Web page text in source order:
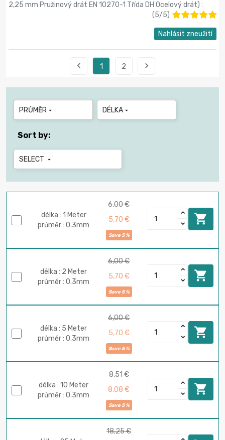
2,25 mm Pružinový drát EN 10270-1 Třída DH Ocelový drát) :
(5/5)
Nahlásit zneužití
 1 2 
PRŮMĚR  DÉLKA 
Sort by:
SELECT 
délka : 1 Meter
průměr : 0.3mm
6,00 €
5,70 €
Save 5 %

délka : 2 Meter
průměr : 0.3mm
6,00 €
5,70 €
Save 5 %

délka : 5 Meter
průměr : 0.3mm
6,00 €
5,70 €
Save 5 %

délka : 10 Meter
průměr : 0.3mm
8,51 €
8,08 €
Save 5 %

18,25 €